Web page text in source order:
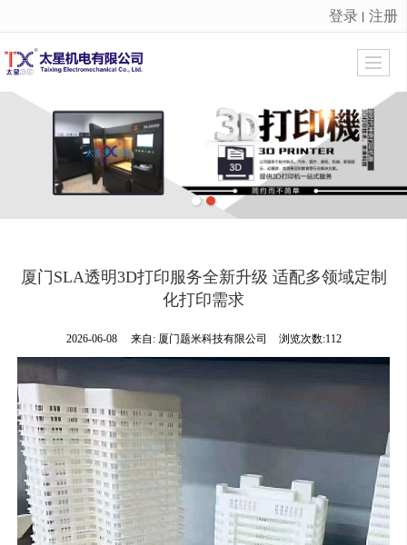
很遗憾，因您的浏览器版本过低导致无法获得最佳浏览体验，推荐下载安装谷歌浏览器！
登录 丨 注册
厦门SLA透明3D打印服务全新升级 适配多领域定制
化打印需求
2026-06-08 来自: 厦门题米科技有限公司 浏览次数:112